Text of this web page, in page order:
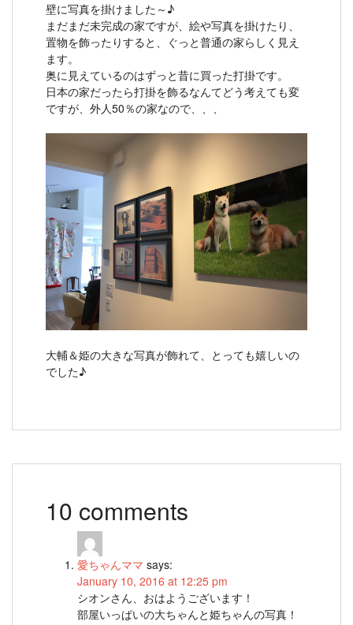
壁に写真を掛けました～♪
まだまだ未完成の家ですが、絵や写真を掛けたり、
置物を飾ったりすると、ぐっと普通の家らしく見え
ます。
奥に見えているのはずっと昔に買った打掛です。
日本の家だったら打掛を飾るなんてどう考えても変
ですが、外人50％の家なので、、、
大輔＆姫の大きな写真が飾れて、とっても嬉しいの
でした♪
10 comments
愛ちゃんママ says:
January 10, 2016 at 12:25 pm
シオンさん、おはようございます！
部屋いっぱいの大ちゃんと姫ちゃんの写真！